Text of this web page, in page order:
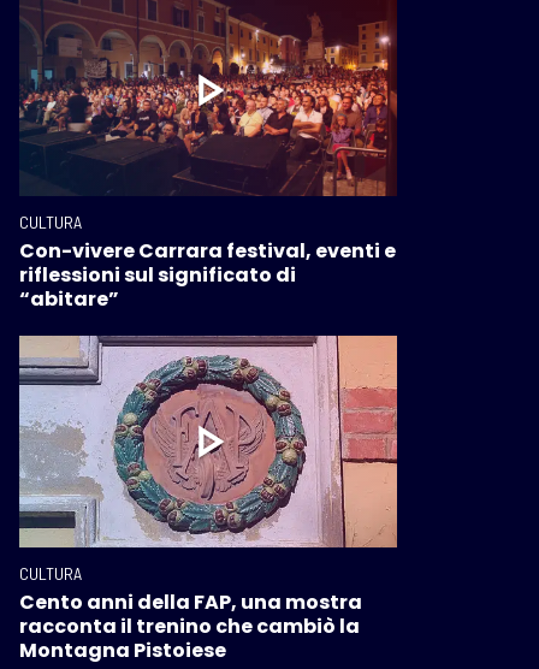
CULTURA
Con-vivere Carrara festival, eventi e
riflessioni sul significato di
“abitare”
CULTURA
Cento anni della FAP, una mostra
racconta il trenino che cambiò la
Montagna Pistoiese